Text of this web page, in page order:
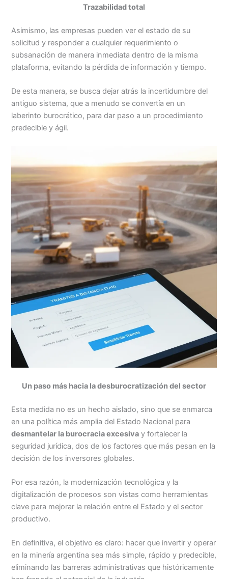
Trazabilidad total
Asimismo, las empresas pueden ver el estado de su
solicitud y responder a cualquier requerimiento o
subsanación de manera inmediata dentro de la misma
plataforma, evitando la pérdida de información y tiempo.
De esta manera, se busca dejar atrás la incertidumbre del
antiguo sistema, que a menudo se convertía en un
laberinto burocrático, para dar paso a un procedimiento
predecible y ágil.
Un paso más hacia la desburocratización del sector
Esta medida no es un hecho aislado, sino que se enmarca
en una política más amplia del Estado Nacional para
desmantelar la burocracia excesiva y fortalecer la
seguridad jurídica, dos de los factores que más pesan en la
decisión de los inversores globales.
Por esa razón, la modernización tecnológica y la
digitalización de procesos son vistas como herramientas
clave para mejorar la relación entre el Estado y el sector
productivo.
En definitiva, el objetivo es claro: hacer que invertir y operar
en la minería argentina sea más simple, rápido y predecible,
eliminando las barreras administrativas que históricamente